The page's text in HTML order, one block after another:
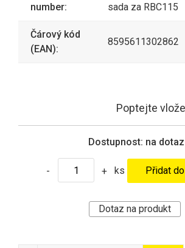
number:
sada za RBC115
Čárový kód
(EAN):
8595611302862
Poptejte
Dostupnost: na dotaz
- + ks
Dotaz na produkt